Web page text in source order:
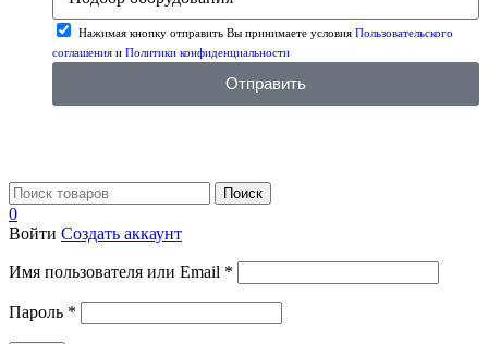
Нажимая кнопку отправить Вы принимаете условия Пользовательского
соглашения и Политики конфиденциальности
Отправить
Поиск
0
Войти Создать аккаунт
Имя пользователя или Email *
Пароль *